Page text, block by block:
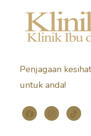
Penjagaan
untuk anda!